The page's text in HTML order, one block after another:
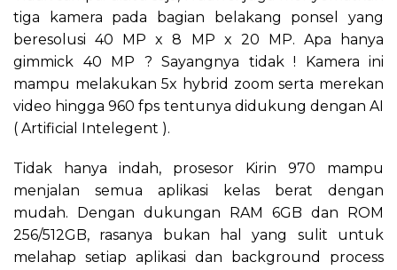
tiga kamera pada bagian belakang ponsel yang
beresolusi 40 MP x 8 MP x 20 MP. Apa hanya
gimmick 40 MP ? Sayangnya tidak ! Kamera ini
mampu melakukan 5x hybrid zoom serta merekan
video hingga 960 fps tentunya didukung dengan AI
( Artificial Intelegent ).
Tidak hanya indah, prosesor Kirin 970 mampu
menjalan semua aplikasi kelas berat dengan
mudah. Dengan dukungan RAM 6GB dan ROM
256/512GB, rasanya bukan hal yang sulit untuk
melahap setiap aplikasi dan background process